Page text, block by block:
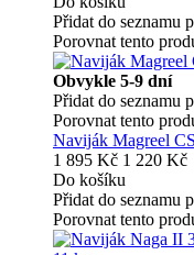
Přidat do seznamu
Porovnat tento
Obvykle 5-9 dní
Přidat do seznamu
Porovnat tento
Naviják Magreel
1 895 Kč 1 220 Kč
Do košíku
Přidat do seznamu
Porovnat tento